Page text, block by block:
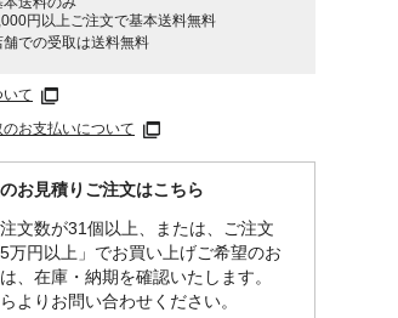
円以上ご注文で基本送料無料
舗での受取は送料無料
て
のお支払いについて
お見積りご注文はこちら
注文数が31個以上、または、ご注文
万円以上」でお買い上げご希望のお
、在庫・納期を確認いたします。
よりお問い合わせください。